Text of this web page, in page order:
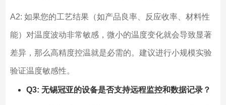
A2: 如果您的工艺结果（如产品良率、反应收率、材料性
能）对温度波动非常敏感，微小的温度变化就会导致显著
差异，那么高精度控温就是必需的。建议进行小规模实验
验证温度敏感性。
Q3: 无锡冠亚的设备是否支持远程监控和数据记录？